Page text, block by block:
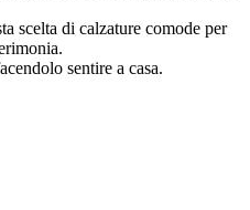
scelta di calzature comode per
sentire a casa.